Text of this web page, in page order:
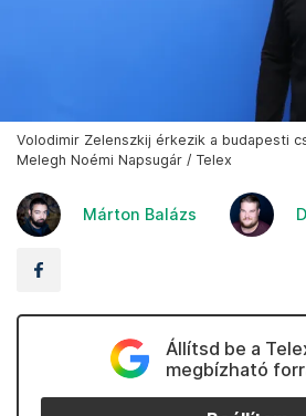
Volodimir Zelenszkij érkezik a budapesti
Melegh Noémi Napsugár / Telex
Márton Balázs
Állítsd be a
megbízható